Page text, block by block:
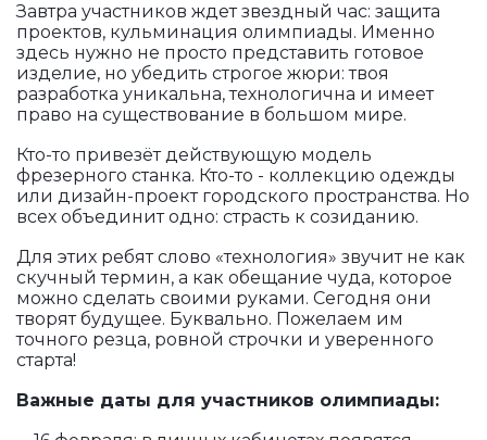
Завтра участников ждет звездный час: защита
проектов, кульминация олимпиады. Именно
здесь нужно не просто представить готовое
изделие, но убедить строгое жюри: твоя
разработка уникальна, технологична и имеет
право на существование в большом мире.
Кто-то привезёт действующую модель
фрезерного станка. Кто-то - коллекцию одежды
или дизайн-проект городского пространства. Но
всех объединит одно: страсть к созиданию.
Для этих ребят слово «технология» звучит не как
скучный термин, а как обещание чуда, которое
можно сделать своими руками. Сегодня они
творят будущее. Буквально. Пожелаем им
точного резца, ровной строчки и уверенного
старта!
Важные даты для участников олимпиады: